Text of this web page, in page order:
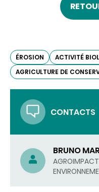
ÉROSION
ACTIVITÉ
AGRICULTURE DE
CONTACTS
BRUNO
(ENVOYER
UN
COURRIEL)